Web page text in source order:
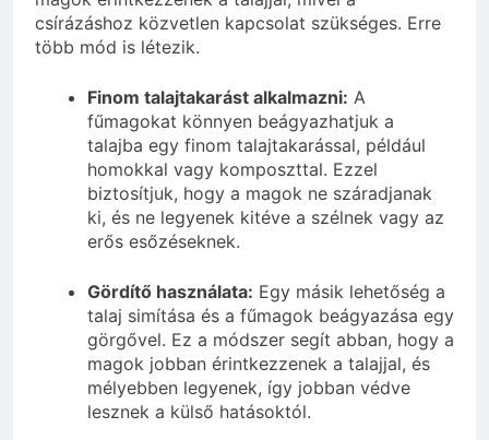
csírázáshoz közvetlen kapcsolat szükséges. Erre
több mód is létezik.
Finom talajtakarást alkalmazni: A
fűmagokat könnyen beágyazhatjuk a
talajba egy finom talajtakarással, például
homokkal vagy komposzttal. Ezzel
biztosítjuk, hogy a magok ne száradjanak
ki, és ne legyenek kitéve a szélnek vagy az
erős esőzéseknek.
Gördítő használata: Egy másik lehetőség a
talaj simítása és a fűmagok beágyazása egy
görgővel. Ez a módszer segít abban, hogy a
magok jobban érintkezzenek a talajjal, és
mélyebben legyenek, így jobban védve
lesznek a külső hatásoktól.